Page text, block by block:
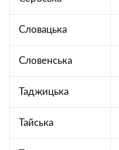
Словацька
Словенська
Таджицька
Тайська